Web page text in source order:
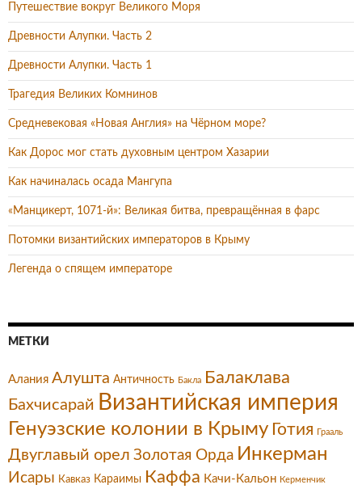
Путешествие вокруг Великого Моря
Древности Алупки. Часть 2
Древности Алупки. Часть 1
Трагедия Великих Комнинов
Средневековая «Новая Англия» на Чёрном море?
Как Дорос мог стать духовным центром Хазарии
Как начиналась осада Мангупа
«Манцикерт, 1071-й»: Великая битва, превращённая в фарс
Потомки византийских императоров в Крыму
Легенда о спящем императоре
МЕТКИ
Алания Алушта Античность Бакла Балаклава
Бахчисарай Византийская империя
Генуэзские колонии в Крыму Готия Грааль
Двуглавый орел Золотая Орда Инкерман
Исары Кавказ Караимы Каффа Качи-Кальон Керменчик